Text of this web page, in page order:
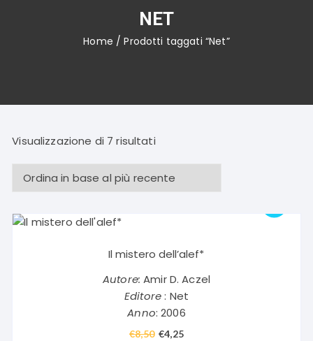
NET
Home / Prodotti taggati “Net”
Visualizzazione di 7 risultatiOrdina
base
al
Il mistero dell’alef*
Autore: Amir D. Aczel
Editore: Net
Anno: 2006
€8,50 Il
€4,25Il